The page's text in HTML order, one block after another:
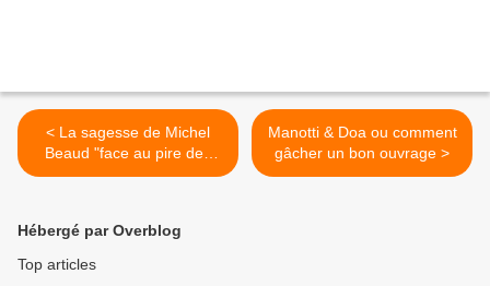
< La sagesse de Michel
Beaud "face au pire des
mondes"
Manotti & Doa ou comment
gâcher un bon ouvrage >
Hébergé par Overblog
Top articles